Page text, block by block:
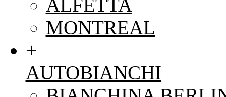
ALFETTA
MONTREAL
+
AUTOBIANCHI